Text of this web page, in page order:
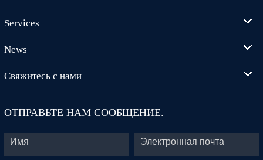
Services
News
Свяжитесь с нами
ОТПРАВЬТЕ НАМ СООБЩЕНИЕ.